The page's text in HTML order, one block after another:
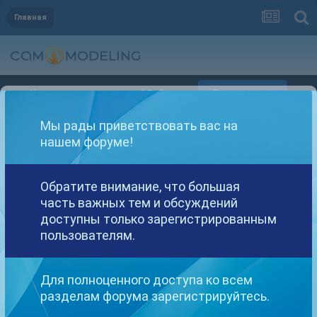
Главная
Уже зарегистрированы? Войти Регистрация
Другие варианты поиска
Найдено: 1 результат
СОРТИРОВКА
Мы рады приветствовать вас на
нашем форуме!
Обратите внимание, что большая
часть важных тем и обсуждений
доступны только зарегистрированным
пользователям.
Для полноценного доступа ко всем
разделам форума зарегистрируйтесь.